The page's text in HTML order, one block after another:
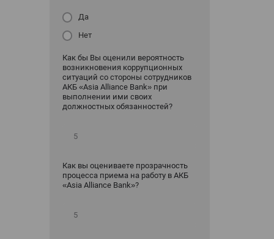
Да
Нет
Как бы Вы оценили вероятность
возникновения коррупционных
ситуаций со стороны сотрудников
АКБ «Asia Alliance Bank» при
выполнении ими своих
должностных обязанностей?
Как вы оцениваете прозрачность
процесса приема на работу в АКБ
«Asia Alliance Bank»?